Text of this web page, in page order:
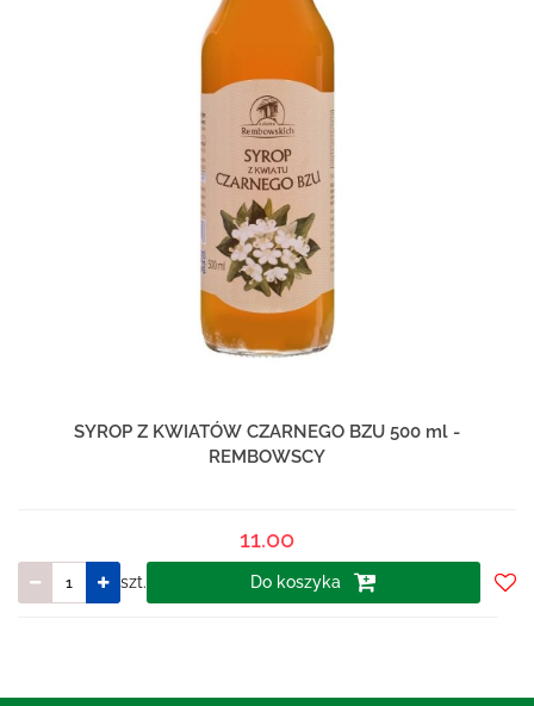
SYROP Z KWIATÓW CZARNEGO BZU 500 ml -
REMBOWSCY
11.00
szt. Do koszyka